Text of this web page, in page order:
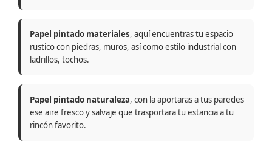
Papel pintado materiales, aquí encuentras tu espacio
rustico con piedras, muros, así como estilo industrial con
ladrillos, tochos.
Papel pintado naturaleza, con la aportaras a tus paredes
ese aire fresco y salvaje que trasportara tu estancia a tu
rincón favorito.